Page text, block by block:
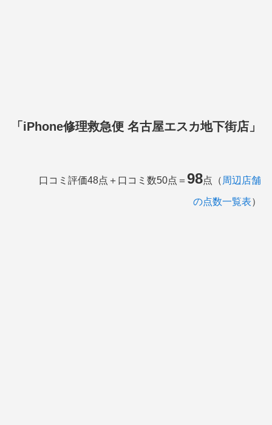
「iPhone修理救急便 名古屋エスカ地下街店」
口コミ評価48点＋口コミ数50点＝98点（ 周辺店舗
の点数一覧表）